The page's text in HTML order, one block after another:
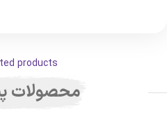
products
محصولات